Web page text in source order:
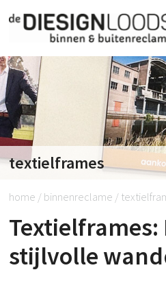
textielframes
home / binnenreclame /
Textielframes:
stijlvolle